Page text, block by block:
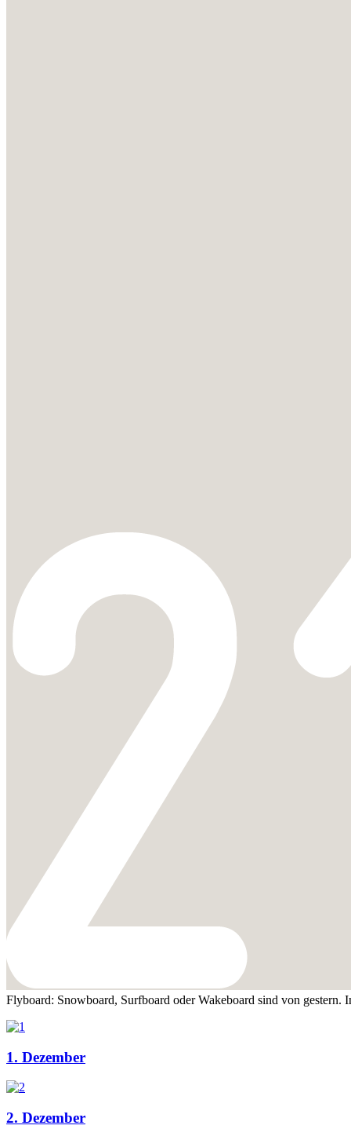
Flyboard: Snowboard, Surfboard oder Wakeboard sind von gestern.
1. Dezember
2. Dezember